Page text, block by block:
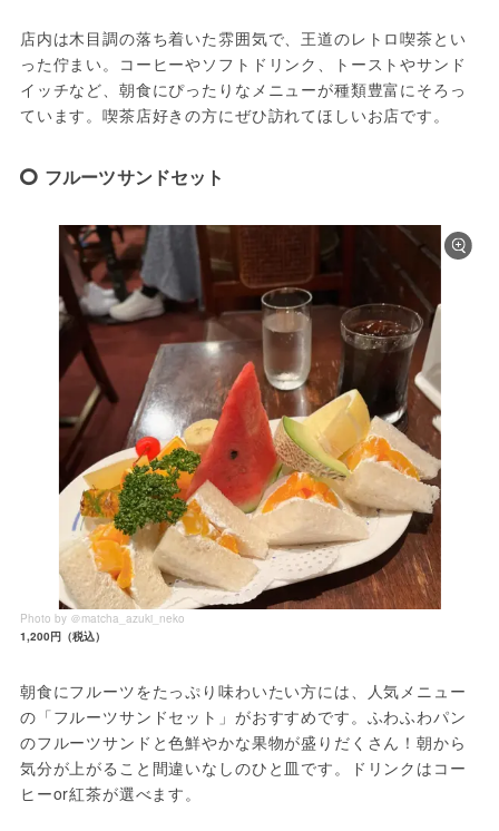
店内は木目調の落ち着いた雰囲気で、王道のレトロ喫茶とい
った佇まい。コーヒーやソフトドリンク、トーストやサンド
イッチなど、朝食にぴったりなメニューが種類豊富にそろっ
ています。喫茶店好きの方にぜひ訪れてほしいお店です。
フルーツサンドセット
Photo by ＠matcha_azuki_neko
1,200円（税込）
朝食にフルーツをたっぷり味わいたい方には、人気メニュー
の「フルーツサンドセット」がおすすめです。ふわふわパン
のフルーツサンドと色鮮やかな果物が盛りだくさん！朝から
気分が上がること間違いなしのひと皿です。ドリンクはコー
ヒーor紅茶が選べます。